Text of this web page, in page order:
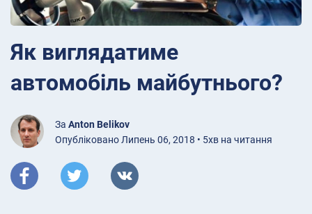
Як виглядатиме
автомобіль майбутнього?
За Anton Belikov
Опубліковано Липень 06, 2018 • 5хв на читання